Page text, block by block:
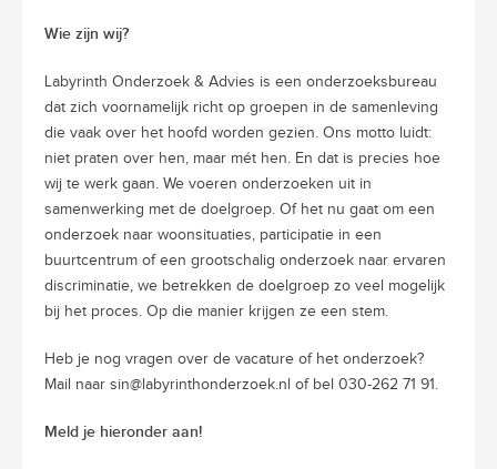
Wie zijn wij?
Labyrinth Onderzoek & Advies is een onderzoeksbureau
dat zich voornamelijk richt op groepen in de samenleving
die vaak over het hoofd worden gezien. Ons motto luidt:
niet praten over hen, maar mét hen. En dat is precies hoe
wij te werk gaan. We voeren onderzoeken uit in
samenwerking met de doelgroep. Of het nu gaat om een
onderzoek naar woonsituaties, participatie in een
buurtcentrum of een grootschalig onderzoek naar ervaren
discriminatie, we betrekken de doelgroep zo veel mogelijk
bij het proces. Op die manier krijgen ze een stem.
Heb je nog vragen over de vacature of het onderzoek?
Mail naar sin@labyrinthonderzoek.nl of bel 030-262 71 91.
Meld je hieronder aan!